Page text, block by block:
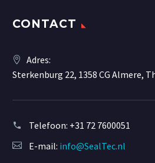
CONTACT
Adres:
Sterkenburg 22, 1358 CG Almere,
Telefoon: +31 72 7600051
E-mail: info@SealTec.nl